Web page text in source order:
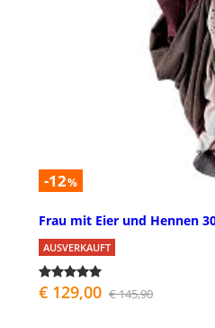
-12%
Frau mit Eier und Hennen
AUSVERKAUFT
€ 129,00 € 145,90